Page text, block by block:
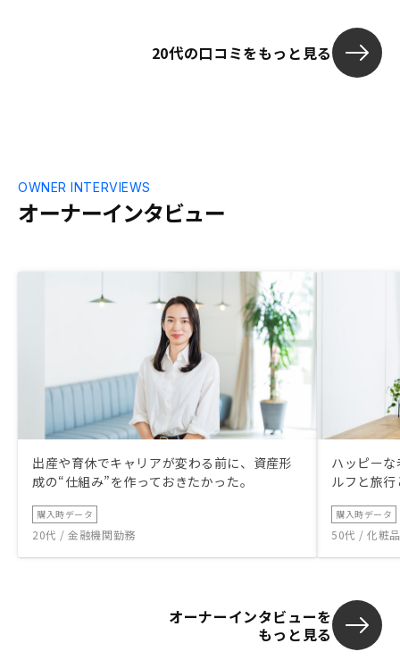
やすい説明をお願いします。20代の口コミをもっと見る
オーナーインタビュー
OWNER INTERVIEWS
出産や育休でキャリアが変わる前に、資産形
成の“仕組み”を作っておきたかった。
購入時データ
20代 / 金融機関勤務
ハッピー
ルフと旅
購入時データ
50代 / 化粧
オーナーインタビューを
もっと見る